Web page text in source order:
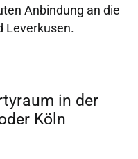
Anbindung an die
Leverkusen.
in der
Köln